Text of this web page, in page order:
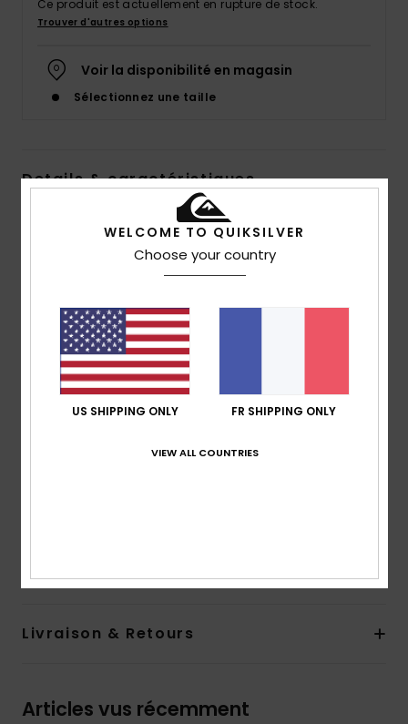
Ce produit est actuellement en rupture de stock.
Trouver d'autres options
Voir la disponibilité en magasin
Sélectionnez une taille
Details & caractéristiques
Sweat à capuche Jaune Homme
EQYFT04834 Code couleurylc0
Matière :mélange de coton et polyester [280
g/m2]
coupe :coupe regular
Encolure :encolure à capuche
Livraison & Retours
Articles vus récemment
WELCOME TO QUIKSILVER
Choose your country
US SHIPPING ONLY FR SHIPPING ONLY
VIEW ALL COUNTRIES